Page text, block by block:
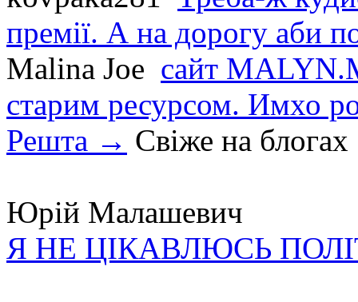
премії. А на дорогу аби
Malina Joe сайт
старим ресурсом. Имхо
Решта → Свіже на блогах
Юрій Малашевич
Я НЕ ЦІКАВЛЮСЬ